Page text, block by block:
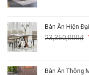
Bàn Ăn Hiện
23,350,000₫
Bàn Ăn Thông